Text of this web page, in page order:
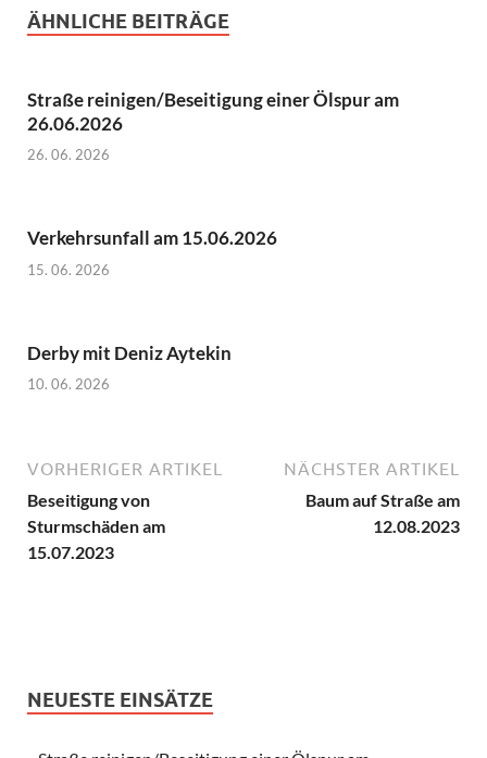
ÄHNLICHE BEITRÄGE
Straße reinigen/Beseitigung einer Ölspur am
26.06.2026
26. 06. 2026
Verkehrsunfall am 15.06.2026
15. 06. 2026
Derby mit Deniz Aytekin
10. 06. 2026
VORHERIGER ARTIKEL
Beseitigung von
Sturmschäden am
15.07.2023
NÄCHSTER ARTIKEL
Baum auf Straße am
12.08.2023
NEUESTE EINSÄTZE